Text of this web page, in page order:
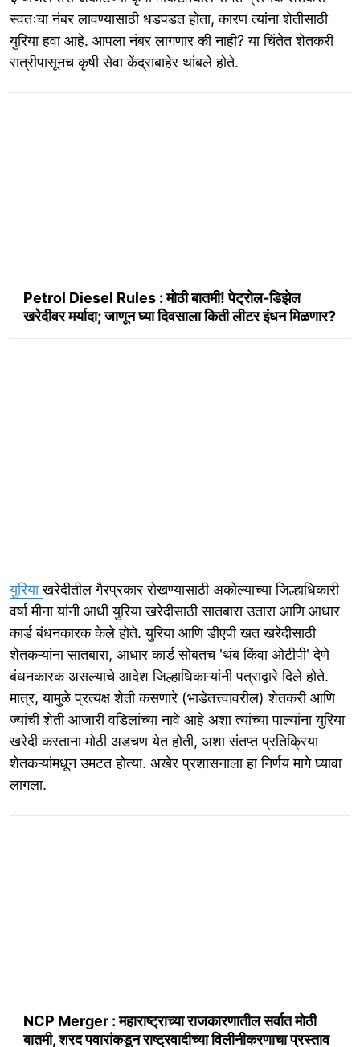
स्वतःचा नंबर लावण्यासाठी धडपडत होता, कारण त्यांना शेतीसाठी
युरिया हवा आहे. आपला नंबर लागणार की नाही? या चिंतेत शेतकरी
रात्रीपासूनच कृषी सेवा केंद्राबाहेर थांबले होते.
Petrol Diesel Rules : मोठी बातमी! पेट्रोल-डिझेल
खरेदीवर मर्यादा; जाणून घ्या दिवसाला किती लीटर इंधन मिळणार?
युरियाखरेदीतील गैरप्रकार रोखण्यासाठी अकोल्याच्या जिल्हाधिकारी
वर्षा मीना यांनी आधी युरिया खरेदीसाठी सातबारा उतारा आणि आधार
कार्ड बंधनकारक केले होते. युरिया आणि डीएपी खत खरेदीसाठी
शेतकऱ्यांना सातबारा, आधार कार्ड सोबतच 'थंब किंवा ओटीपी' देणे
बंधनकारक असल्याचे आदेश जिल्हाधिकाऱ्यांनी पत्राद्वारे दिले होते.
मात्र, यामुळे प्रत्यक्ष शेती कसणारे (भाडेतत्त्वावरील) शेतकरी आणि
ज्यांची शेती आजारी वडिलांच्या नावे आहे अशा त्यांच्या पाल्यांना युरिया
खरेदी करताना मोठी अडचण येत होती, अशा संतप्त प्रतिक्रिया
शेतकऱ्यांमधून उमटत होत्या. अखेर प्रशासनाला हा निर्णय मागे घ्यावा
लागला.
NCP Merger : महाराष्ट्राच्या राजकारणातील सर्वात मोठी
बातमी, शरद पवारांकडून राष्ट्रवादीच्या विलीनीकरणाचा प्रस्ताव